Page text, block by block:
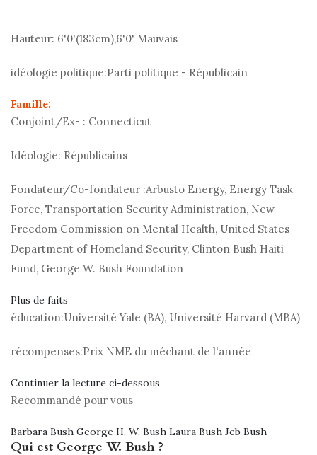
Hauteur: 6'0'(183cm),6'0' Mauvais
idéologie politique:Parti politique - Républicain
Famille:
Conjoint/Ex- : Connecticut
Idéologie: Républicains
Fondateur/Co-fondateur :Arbusto Energy, Energy Task
Force, Transportation Security Administration, New
Freedom Commission on Mental Health, United States
Department of Homeland Security, Clinton Bush Haiti
Fund, George W. Bush Foundation
Plus de faits
éducation:Université Yale (BA), Université Harvard (MBA)
récompenses:Prix ​​NME du méchant de l'année
Continuer la lecture ci-dessous
Recommandé pour vous
Barbara Bush George H. W. Bush Laura Bush Jeb Bush
Qui est George W. Bush ?